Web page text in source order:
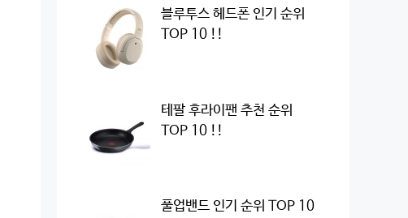
블루투스 헤드폰 인기 순위
TOP 10 !!
테팔 후라이팬 추천 순위
TOP 10 !!
풀업밴드 인기 순위 TOP 10